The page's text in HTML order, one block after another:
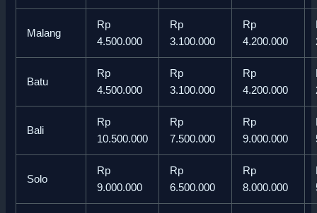
Malang
Rp
4.500.000
Rp
3.100.000
Rp
4.200.000
Batu
Rp
4.500.000
Rp
3.100.000
Rp
4.200.000
Bali
Rp
10.500.000
Rp
7.500.000
Rp
9.000.000
Solo
Rp
9.000.000
Rp
6.500.000
Rp
8.000.000